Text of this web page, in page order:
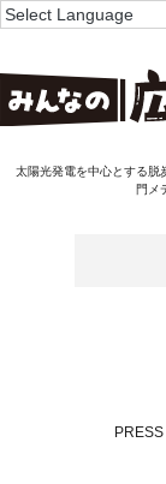
太陽光発電を中心とする脱
門メ